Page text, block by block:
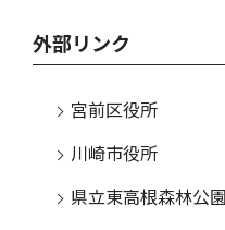
外部リンク
宮前区役所
川崎市役所
県立東高根森林公園